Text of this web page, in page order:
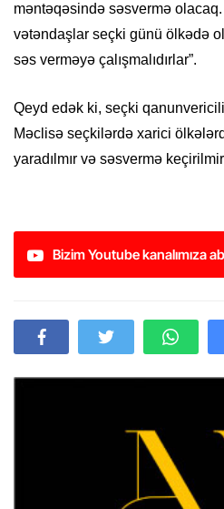
məntəqəsində səsvermə
vətəndaşlar seçki günü ölkədə
səs verməyə çalışmalıdırlar”.
Qeyd edək ki, seçki
Məclisə seçkilərdə xarici
yaradılmır və səsvermə
Bizim Youtube kanalımıza